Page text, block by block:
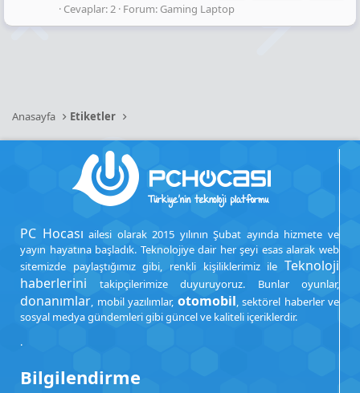
Cevaplar: 2 Forum: Gaming Laptop
Anasayfa Etiketler
PC Hocası ailesi olarak 2015 yılının Şubat ayında hizmete ve
yayın hayatına başladık. Teknolojiye dair her şeyi esas alarak web
sitemizde paylaştığımız gibi, renkli kişiliklerimiz ile Teknoloji
haberlerini takipçilerimize duyuruyoruz. Bunlar oyunlar,
donanımlar, mobil yazılımlar, otomobil, sektörel haberler ve
sosyal medya gündemleri gibi güncel ve kaliteli içeriklerdir.
.
Bilgilendirme